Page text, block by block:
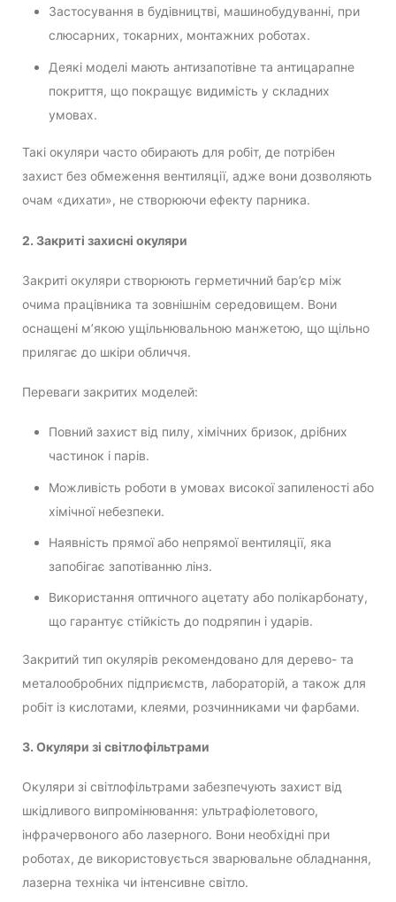
Застосування в будівництві, машинобудуванні, при
слюсарних, токарних, монтажних роботах.
Деякі моделі мають антизапотівне та антицарапне
покриття, що покращує видимість у складних
умовах.
Такі окуляри часто обирають для робіт, де потрібен
захист без обмеження вентиляції, адже вони дозволяють
очам «дихати», не створюючи ефекту парника.
2. Закриті захисні окуляри
Закриті окуляри створюють герметичний бар’єр між
очима працівника та зовнішнім середовищем. Вони
оснащені м’якою ущільнювальною манжетою, що щільно
прилягає до шкіри обличчя.
Переваги закритих моделей:
Повний захист від пилу, хімічних бризок, дрібних
частинок і парів.
Можливість роботи в умовах високої запиленості або
хімічної небезпеки.
Наявність прямої або непрямої вентиляції, яка
запобігає запотіванню лінз.
Використання оптичного ацетату або полікарбонату,
що гарантує стійкість до подряпин і ударів.
Закритий тип окулярів рекомендовано для дерево- та
металообробних підприємств, лабораторій, а також для
робіт із кислотами, клеями, розчинниками чи фарбами.
3. Окуляри зі світлофільтрами
Окуляри зі світлофільтрами забезпечують захист від
шкідливого випромінювання: ультрафіолетового,
інфрачервоного або лазерного. Вони необхідні при
роботах, де використовується зварювальне обладнання,
лазерна техніка чи інтенсивне світло.